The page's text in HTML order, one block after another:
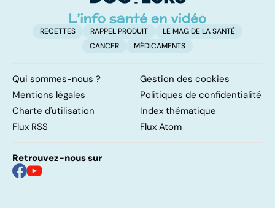
RECETTES RAPPEL PRODUIT
LE MAG DE LA SANTÉ
CANCER
MÉDICAMENTS
Qui sommes-nous ?
Gestion des cookies
Mentions légales
Politiques de confidentialité
Charte d'utilisation
Index thématique
Flux RSS
Flux Atom
Retrouvez-nous sur